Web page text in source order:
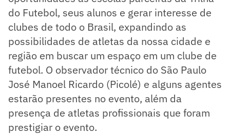
do Futebol, seus alunos e gerar interesse de
clubes de todo o Brasil, expandindo as
possibilidades de atletas da nossa cidade e
região em buscar um espaço em um clube de
futebol. O observador técnico do São Paulo
José Manoel Ricardo (Picolé) e alguns agentes
estarão presentes no evento, além da
presença de atletas profissionais que foram
prestigiar o evento.